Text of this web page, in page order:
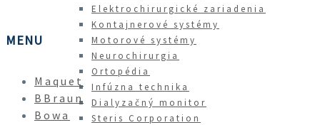
Elektrochirurgické zariadenia
Kontajnerové systémy
Motorové systémy
Neurochirurgia
Ortopédia
Infúzna technika
Dialyzačný monitor
Steris Corporation
MENU
Maquet
BBraun
Bowa